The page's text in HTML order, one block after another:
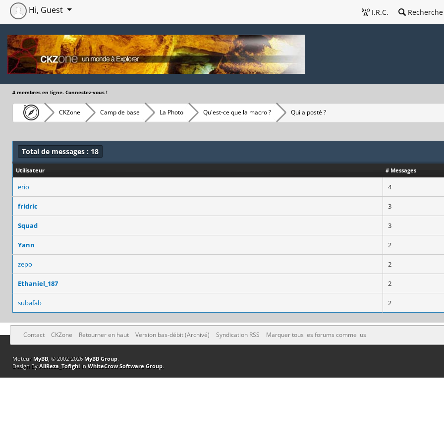
I.R.C. Recherche
Hi, Guest
4 membres en ligne. Connectez-vous !
CKZone Camp de base La Photo Qu'est-ce que la macro ? Qui a posté ?
Total de messages : 18
Utilisateur # Messages
erio 4
fridric 3
Squad 3
Yann 2
zepo 2
Ethaniel_187 2
subafab 2
Contact CKZone Retourner en haut Version bas-débit (Archivé) Syndication RSS Marquer tous les forums comme lus
Moteur MyBB, © 2002-2026 MyBB Group.
Design By AliReza_TofighiIn WhiteCrow Software Group.